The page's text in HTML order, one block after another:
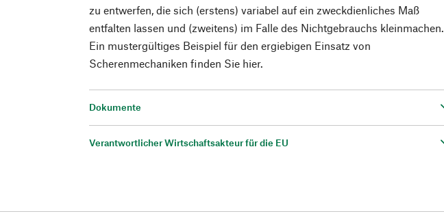
zu entwerfen, die sich (erstens) variabel auf ein zweckdienliches Maß
entfalten lassen und (zweitens) im Falle des Nichtgebrauchs kleinmachen.
Ein mustergültiges Beispiel für den ergiebigen Einsatz von
Scherenmechaniken finden Sie hier.
Dokumente
Verantwortlicher Wirtschaftsakteur für die EU